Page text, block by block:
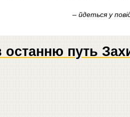
– йдеться у
путь